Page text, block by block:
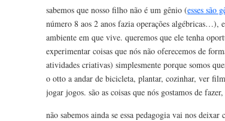
sabemos que nosso filho não é um gênio (esses são
número 8 aos 2 anos fazia operações algébricas…),
ambiente em que vive. queremos que ele tenha
experimentar coisas que nós não oferecemos de
atividades criativas) simplesmente porque somos
o otto a andar de bicicleta, plantar, cozinhar, ver
jogar jogos. são as coisas que nós gostamos de
não sabemos ainda se essa pedagogia vai nos